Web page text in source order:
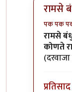
रामसे
पक पक
In
रामसे
कोणते